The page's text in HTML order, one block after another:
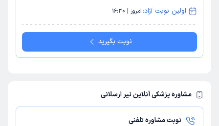
اولین نوبت آزاد: امروز | 16:30
نوبت بگیرید
مشاوره پزشکی آنلاین نیر ارسلانی
نوبت مشاوره تلفنی